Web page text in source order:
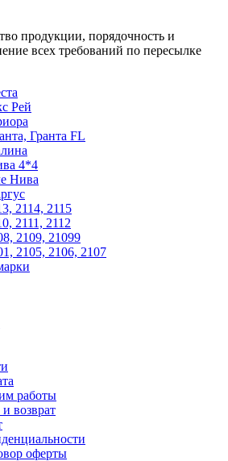
продукции, порядочность и
всех требований по пересылке
Рей
Гранта FL
4*4
Нива
2114, 2115
2111, 2112
2109, 21099
2105, 2106, 2107
работы
возврат
оферты